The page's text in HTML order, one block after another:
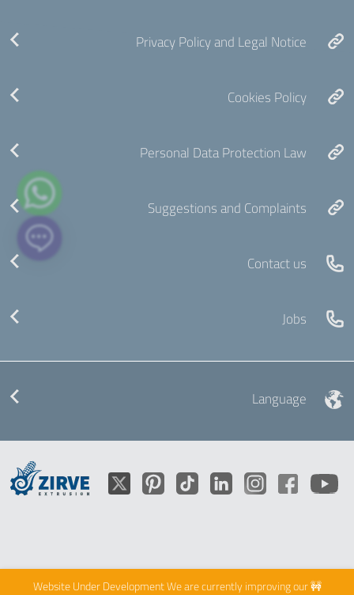
🚧 Website Under Development
We are currently improving our
Privacy Policy and Legal Notice
Cookies Policy
Personal Data Protection Law
Suggestions and Complaints
Contact us
Jobs
Language